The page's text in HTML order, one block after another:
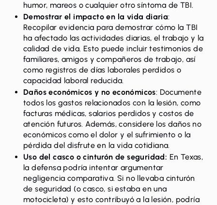
humor, mareos o cualquier otro síntoma de TBI.
Demostrar el impacto en la vida diaria:
Recopilar evidencia para demostrar cómo la TBI
ha afectado las actividades diarias, el trabajo y la
calidad de vida. Esto puede incluir testimonios de
familiares, amigos y compañeros de trabajo, así
como registros de días laborales perdidos o
capacidad laboral reducida.
Daños económicos y no económicos: Documente
todos los gastos relacionados con la lesión, como
facturas médicas, salarios perdidos y costos de
atención futuros. Además, considere los daños no
económicos como el dolor y el sufrimiento o la
pérdida del disfrute en la vida cotidiana.
Uso del casco o cinturón de seguridad: En Texas,
la defensa podría intentar argumentar
negligencia comparativa. Si no llevaba cinturón
de seguridad (o casco, si estaba en una
motocicleta) y esto contribuyó a la lesión, podría